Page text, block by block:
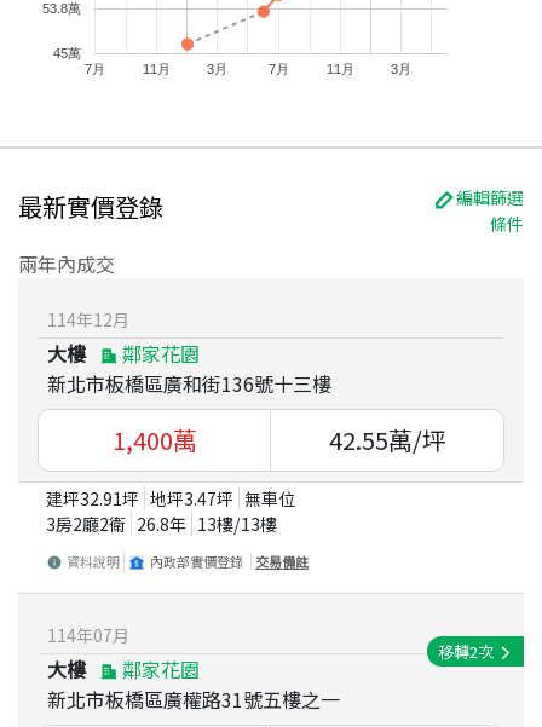
7月 11月 3月 7月 11月 3月
45萬
53.8萬
最新實價登錄
編輯篩選
條件
兩年內成交
114年12月
大樓
鄰家花園
新北市板橋區廣和街136號十三樓
1,400萬 42.55萬/坪
建坪32.91坪 地坪3.47坪 無車位
3房2廳2衛 26.8年 13樓/13樓
資料說明 內政部實價登錄 交易備註
114年07月
大樓
鄰家花園
新北市板橋區廣權路31號五樓之一
移轉2次